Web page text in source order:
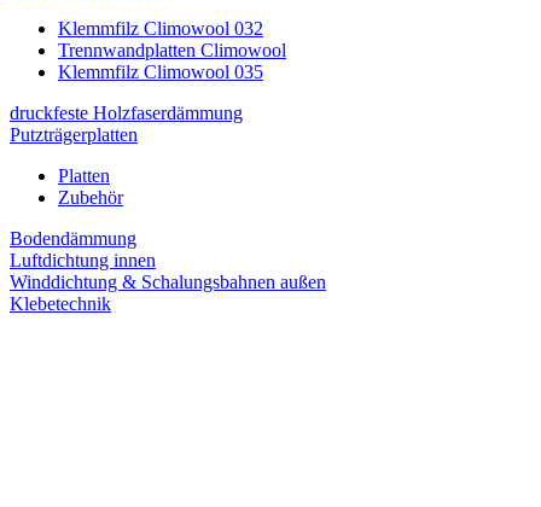
Klemmfilz Climowool 032
Trennwandplatten Climowool
Klemmfilz Climowool 035
druckfeste Holzfaserdämmung
Putzträgerplatten
Platten
Zubehör
Bodendämmung
Luftdichtung innen
Winddichtung & Schalungsbahnen außen
Klebetechnik